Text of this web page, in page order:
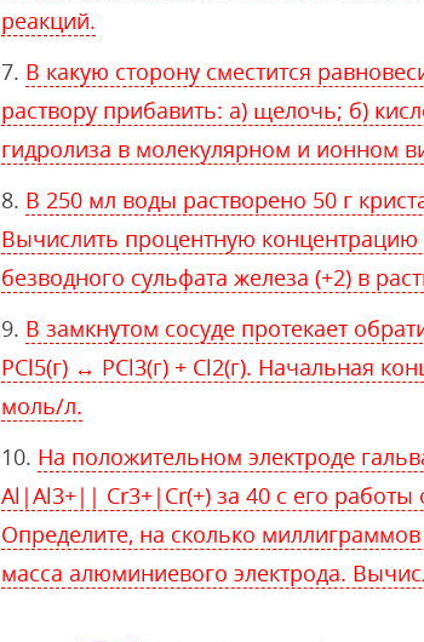
реакций.
В какую сторону сместится
раствору прибавить: а) щелочь; б)
гидролиза в молекулярном и ионном
В 250 мл воды растворено 50 г
Вычислить процентную концентрацию
безводного сульфата железа (+2) в
В замкнутом сосуде протекает
PCl5(г) ↔ PCl3(г) + Cl2(г). Начальная
моль/л.
На положительном электроде
Al|Al3+|| Cr3+|Cr(+) за 40 с его работы
Определите, на сколько
масса алюминиевого электрода.